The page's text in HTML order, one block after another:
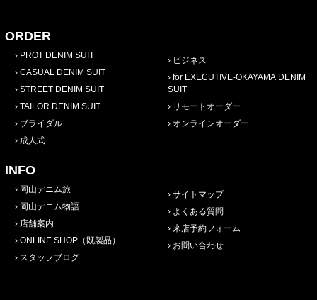
ORDER
PROT DENIM SUIT
CASUAL DENIM SUIT
STREET DENIM SUIT
TAILOR DENIM SUIT
ブライダル
成人式
ビジネス
for EXECUTIVE-OKAYAMA DENIM
SUIT
リモートオーダー
オンラインオーダー
INFO
岡山デニム旅
岡山デニム物語
店舗案内
ONLINE SHOP（既製品）
スタッフブログ
サイトマップ
よくある質問
来店予約フォーム
お問い合わせ